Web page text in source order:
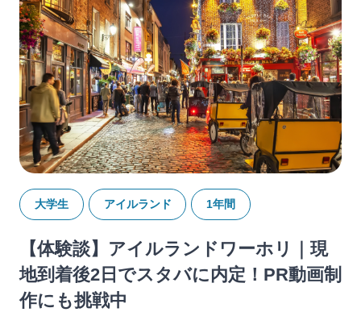
大学生 アイルランド 1年間
【体験談】アイルランドワーホリ｜現
地到着後2日でスタバに内定！PR動画制
作にも挑戦中